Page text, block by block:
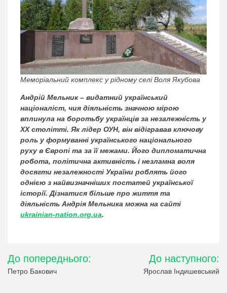
Меморіальний комплекс у рідному селі Воля Якубова
Андрій Мельник – видатний український
націоналіст, чия діяльність значною мірою
вплинула на боротьбу українців за незалежність у
XX столітті. Як лідер ОУН, він відігравав ключову
роль у формуванні українського національного
руху в Європі та за її межами. Його дипломатична
робота, політична активність і незламна воля
досягти незалежності України роблять його
однією з найвизначніших постатей української
історії. Дізнатися більше про життя та
діяльність Андрія Мельника можна на сайті
ukrainian-nation.org.ua.
Навігація
записів
До попереднього:
Петро Бакович
До наступного:
Ярослав Індишевський